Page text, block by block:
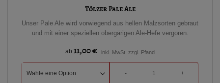
Tölzer Pale Ale
Unser Pale Ale wird vorwiegend aus hellen Malzsorten gebraut
und mit einer speziellen obergärigen Ale-Hefe vergoren.
ab 11,00€ inkl. MwSt. zzgl. Pfand